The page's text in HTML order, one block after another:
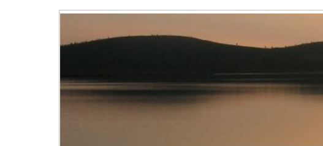
VAELLUSNET - Vaellusturinat II
Keskustelua vaeltamisesta ja Lapista